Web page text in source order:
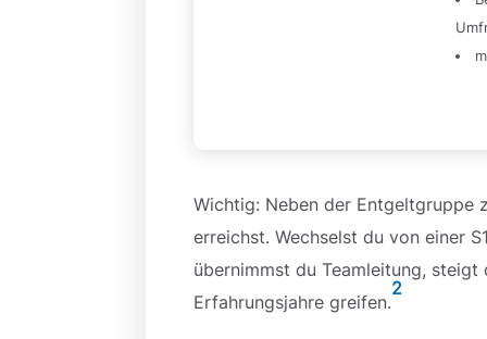
Wichtig: Neben der Entgeltgruppe
erreichst. Wechselst du von einer
übernimmst du Teamleitung,
Erfahrungsjahre greifen.
2